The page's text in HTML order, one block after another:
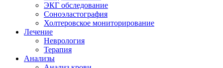
ЭКГ обследование
Соноэластография
Холтеровское мониторирование
Лечение
Неврология
Терапия
Анализы